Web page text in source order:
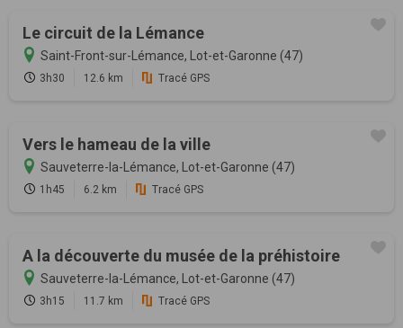
Le circuit de la Lémance
Saint-Front-sur-Lémance, Lot-et-Garonne (47)
3h30 12.6 km Tracé GPS
Vers le hameau de la ville
Sauveterre-la-Lémance, Lot-et-Garonne (47)
1h45 6.2 km Tracé GPS
A la découverte du musée de la préhistoire
Sauveterre-la-Lémance, Lot-et-Garonne (47)
3h15 11.7 km Tracé GPS